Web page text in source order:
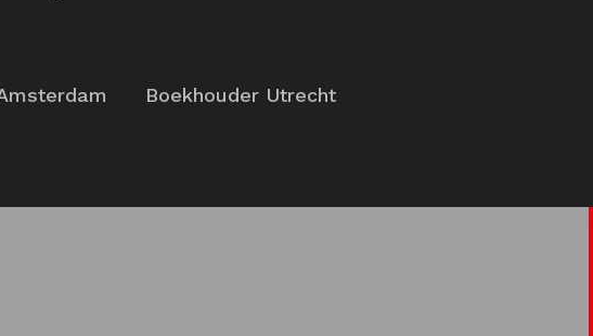
Boekhouder Utrecht